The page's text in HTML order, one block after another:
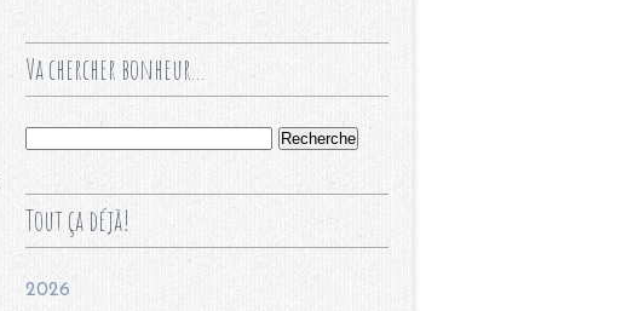
Va chercher bonheur...
Tout ça déjà!
2026